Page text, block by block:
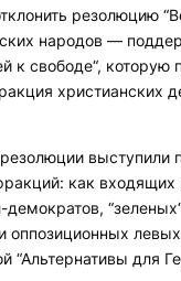
резолюцию
народов —
к свободе“, которую
христианских
выступили
как
оппозиционных
“Альтернативы для